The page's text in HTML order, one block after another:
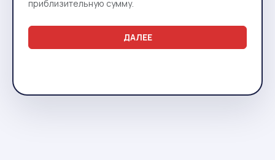
приблизительную сумму.
ДАЛЕЕ